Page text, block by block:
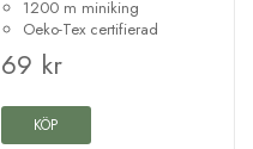
1200 m miniking
Oeko-Tex certifierad
69 kr
KÖP